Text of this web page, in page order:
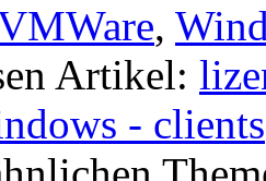
,
Artikel:
- clients